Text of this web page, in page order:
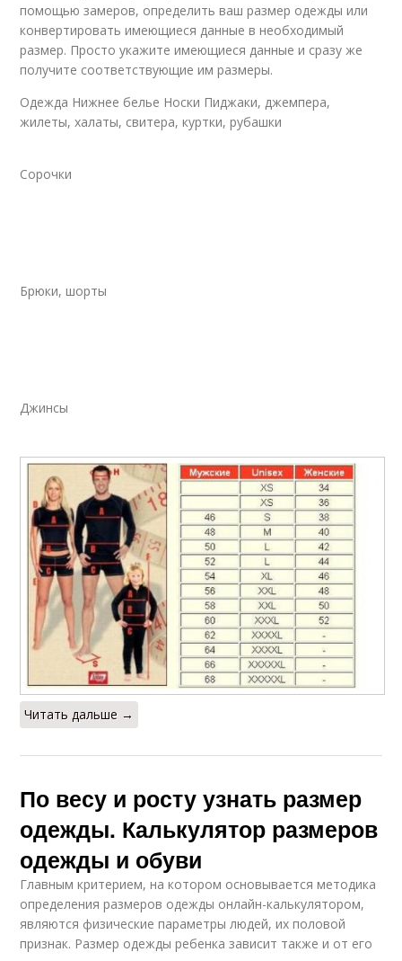
помощью замеров, определить ваш размер одежды или
конвертировать имеющиеся данные в необходимый
размер. Просто укажите имеющиеся данные и сразу же
получите соответствующие им размеры.
Одежда Нижнее белье Носки Пиджаки, джемпера,
жилеты, халаты, свитера, куртки, рубашки
Сорочки
Брюки, шорты
Джинсы
Читать дальше →
По весу и росту узнать размер
одежды. Калькулятор размеров
одежды и обуви
Главным критерием, на котором основывается методика
определения размеров одежды онлайн-калькулятором,
являются физические параметры людей, их половой
признак. Размер одежды ребенка зависит также и от его